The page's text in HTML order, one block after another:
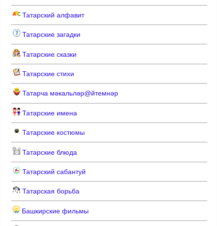
Татарский алфавит
Татарские загадки
Татарские сказки
Татарские стихи
Татарча мәкальләр@йтемнәр
Татарские имена
Татарские костюмы
Татарские блюда
Татарский сабантуй
Татарская борьба
Башкирские фильмы